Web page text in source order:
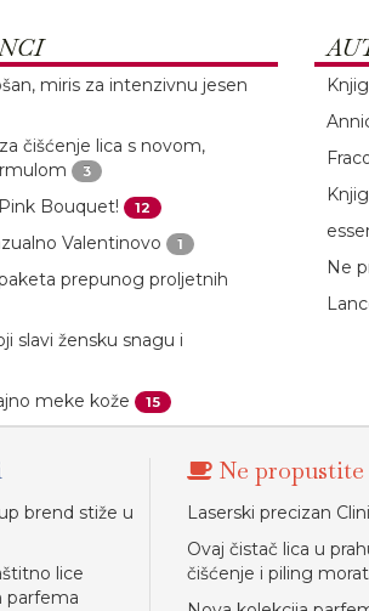
miris za intenzivnu jesen
čišćenje lica s novom,
3
Bouquet! 12
Valentinovo 1
prepunog proljetnih
slavi žensku snagu i
meke kože 15
Ne
brend stiže u
lice
parfema
Ne propustite
Laserski precizan
Ovaj čistač lica u
čišćenje i piling